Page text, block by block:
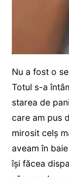
Nu a fost o
Totul s-a
starea de
care am pus
mirosit celș
aveam în
își făcea